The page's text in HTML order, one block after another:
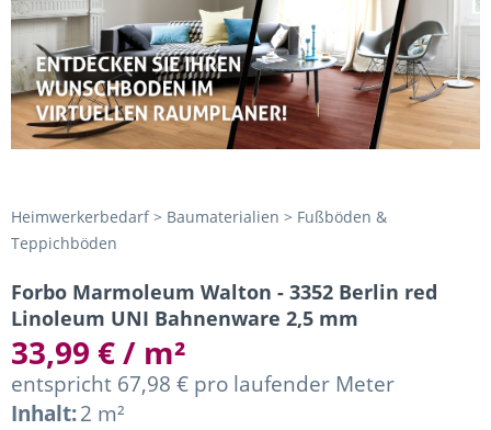
Heimwerkerbedarf > Baumaterialien > Fußböden &
Teppichböden
Forbo Marmoleum Walton - 3352 Berlin red
Linoleum UNI Bahnenware 2,5 mm
33,99 € / m²
entspricht 67,98 € pro laufender Meter
Inhalt:2 m²